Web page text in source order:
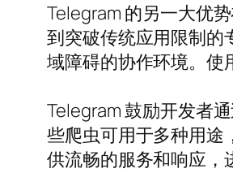
Telegram 的另一大优
到突破传统应用限制的
域障碍的协作环境。使
Telegram 鼓励开发者
些爬虫可用于多种用途
供流畅的服务和响应，